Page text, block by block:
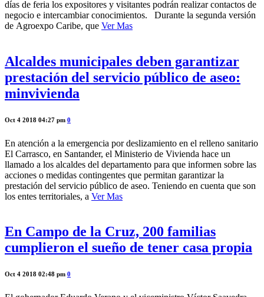
días de feria los expositores y visitantes podrán realizar contactos de
negocio e intercambiar conocimientos. Durante la segunda versión
de Agroexpo Caribe, que Ver Mas
Alcaldes municipales deben garantizar
prestación del servicio público de aseo:
minvivienda
Oct 4 2018 04:27 pm 0
En atención a la emergencia por deslizamiento en el relleno sanitario
El Carrasco, en Santander, el Ministerio de Vivienda hace un
llamado a los alcaldes del departamento para que informen sobre las
acciones o medidas contingentes que permitan garantizar la
prestación del servicio público de aseo. Teniendo en cuenta que son
los entes territoriales, a Ver Mas
En Campo de la Cruz, 200 familias
cumplieron el sueño de tener casa propia
Oct 4 2018 02:48 pm 0